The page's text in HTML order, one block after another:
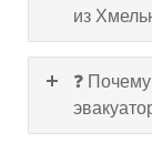
из
❓